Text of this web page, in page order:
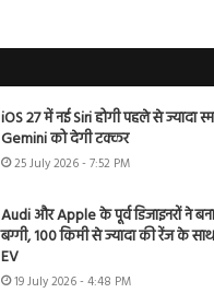
iOS 27 में नई Siri होगी पहले से ज्यादा
Gemini को देगी टक्कर
25 July 2026 - 7:52 PM
Audi और Apple के पूर्व डिजाइनरों ने
बग्गी, 100 किमी से ज्यादा की रेंज के
EV
19 July 2026 - 4:48 PM